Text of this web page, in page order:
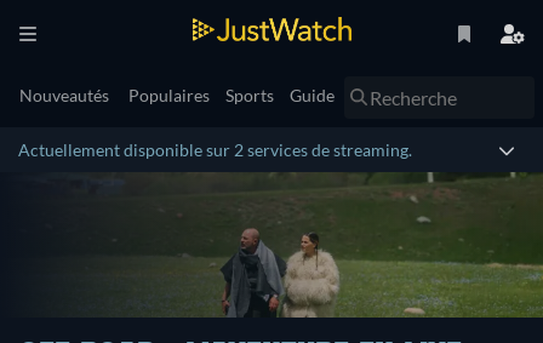
Nouveautés Populaires Sports Guide
Actuellement disponible sur 2 services de streaming.